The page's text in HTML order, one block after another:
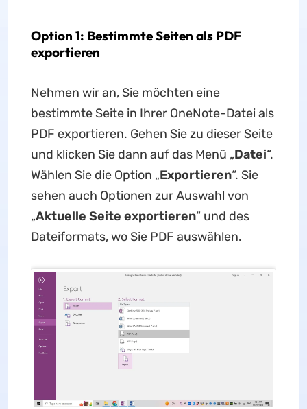
Option 1: Bestimmte Seiten als PDF
exportieren
Nehmen wir an, Sie möchten eine
bestimmte Seite in Ihrer OneNote-Datei als
PDF exportieren. Gehen Sie zu dieser Seite
und klicken Sie dann auf das Menü „Datei“.
Wählen Sie die Option „Exportieren“. Sie
sehen auch Optionen zur Auswahl von
„Aktuelle Seite exportieren“ und des
Dateiformats, wo Sie PDF auswählen.